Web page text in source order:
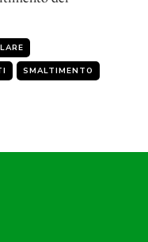
SMALTIMENTO